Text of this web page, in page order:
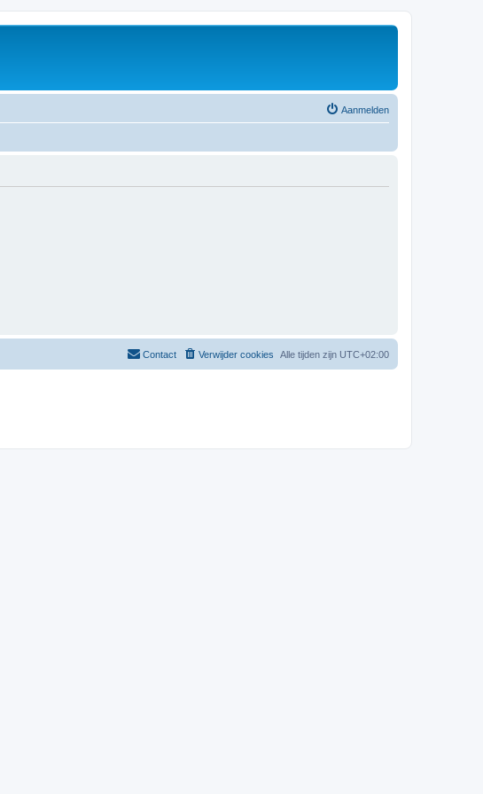
Aanmelden
Alle tijden zijn UTC+02:00
Verwijder cookies
Contact